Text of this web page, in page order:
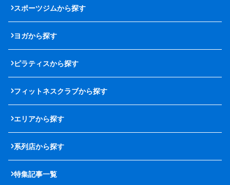
スポーツジムから探す
ヨガから探す
ピラティスから探す
フィットネスクラブから探す
エリアから探す
系列店から探す
特集記事一覧